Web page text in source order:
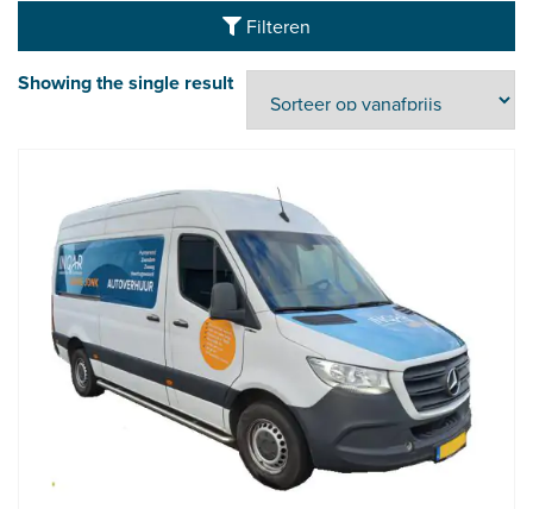
Filteren
Showing the single result